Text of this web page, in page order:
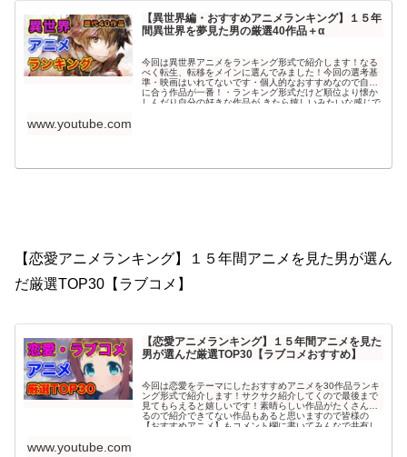
【異世界編・おすすめアニメランキング】１５年
間異世界を夢見た男の厳選40作品＋α
今回は異世界アニメをランキング形式で紹介します！なる
べく転生、転移をメインに選んでみました！今回の選考基
準・映画はいれてないです・個人的なおすすめなので自分
に合う作品が一番！・ランキング形式だけど順位より懐か
しんだり自分の好きな作品が きたら嬉しいみたいな感じで
www.youtube.com
【恋愛アニメランキング】１５年間アニメを見た男が選ん
だ厳選TOP30【ラブコメ】
【恋愛アニメランキング】１５年間アニメを見た
男が選んだ厳選TOP30【ラブコメおすすめ】
今回は恋愛をテーマにしたおすすめアニメを30作品ランキ
ング形式で紹介します！サクサク紹介してくので最後まで
見てもらえると嬉しいです！素晴らしい作品がたくさんあ
るので紹介できてない作品もあると思いますので皆様の
【おすすめアニメ】もコメント欄に書いてみんなで共有し
www.youtube.com